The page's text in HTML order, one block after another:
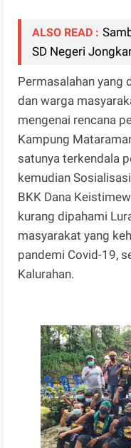
ALSO READ :
SD Negeri
Permasalahan yang
dan warga
mengenai rencana
Kampung
satunya terkendala
kemudian
BKK Dana
kurang dipahami
masyarakat yang
pandemi Covid-19,
Kalurahan.